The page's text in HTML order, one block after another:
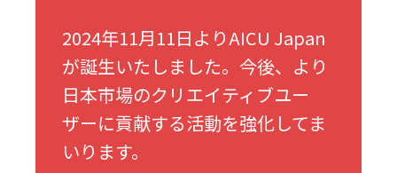
2024年11月11日よりAICU Japan
が誕生いたしました。今後、より
日本市場のクリエイティブユー
ザーに貢献する活動を強化してま
いります。